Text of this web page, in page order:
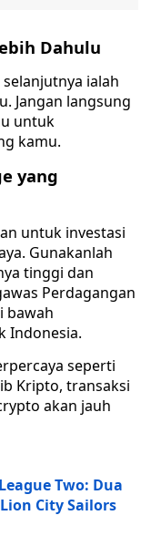
Dahulu
ialah
Jangan langsung
untuk
kamu.
yang
untuk investasi
Gunakanlah
tinggi dan
Perdagangan
bawah
Indonesia.
seperti
Kripto, transaksi
akan jauh
Two: Dua
City Sailors